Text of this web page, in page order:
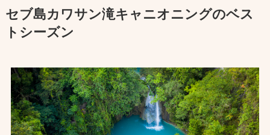
セブ島カワサン滝キャニオニングのベス
トシーズン